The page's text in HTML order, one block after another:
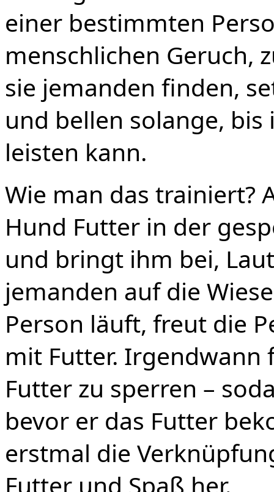
einer bestimmten
menschlichen Geruch,
sie jemanden finden,
und bellen solange,
leisten kann.
Wie man das trainiert?
Hund Futter in der
und bringt ihm bei,
jemanden auf die
Person läuft, freut die
mit Futter. Irgendwann
Futter zu sperren –
bevor er das Futter
erstmal die
Futter und Spaß her.